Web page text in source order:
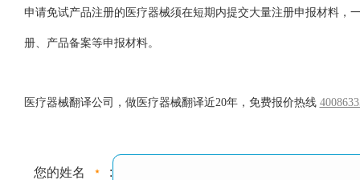
申请免试产品注册的医疗器械须在短期内提交大量注册申报材料，
册、产品备案等申报材料。
医疗器械翻译公司，做医疗器械翻译近20年，免费报价热线
您的姓名 :